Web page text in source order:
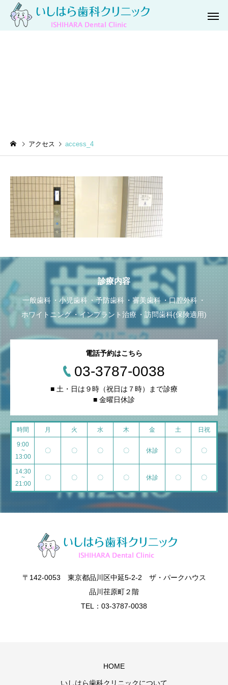
口腔外科
アクセス access_4
診療内容
一般歯科 小児歯科 予防歯科 審美歯科
口腔外科
ホワイトニング
インプラント治療 訪問歯科(保険適用)
電話予約はこちら
03-3787-0038
■ 土・日は９時（祝日は７時）まで診療
■ 金曜日休診
時間 月 火 水 木 金 土 日祝
9:00
~
13:00
〇 〇 〇 〇 休診 〇 〇
14:30
~
21:00
〇 〇 〇 〇 休診 〇 〇
〒142-0053 東京都品川区中延5-2-2 ザ・パークハウス
品川荏原町２階
TEL：03-3787-0038
HOME
いしはら歯科クリニックについて